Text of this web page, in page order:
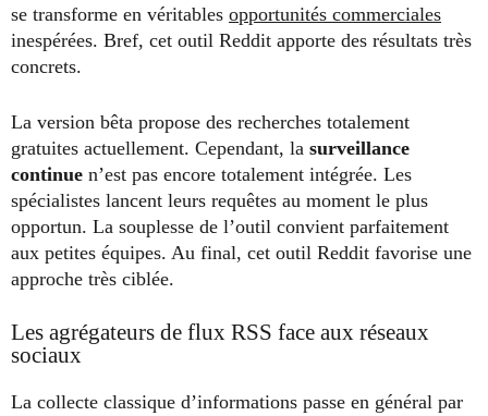
se transforme en véritables opportunités commerciales
inespérées. Bref, cet outil Reddit apporte des résultats très
concrets.
La version bêta propose des recherches totalement
gratuites actuellement. Cependant, la surveillance
continue n’est pas encore totalement intégrée. Les
spécialistes lancent leurs requêtes au moment le plus
opportun. La souplesse de l’outil convient parfaitement
aux petites équipes. Au final, cet outil Reddit favorise une
approche très ciblée.
Les agrégateurs de flux RSS face aux réseaux
sociaux
La collecte classique d’informations passe en général par